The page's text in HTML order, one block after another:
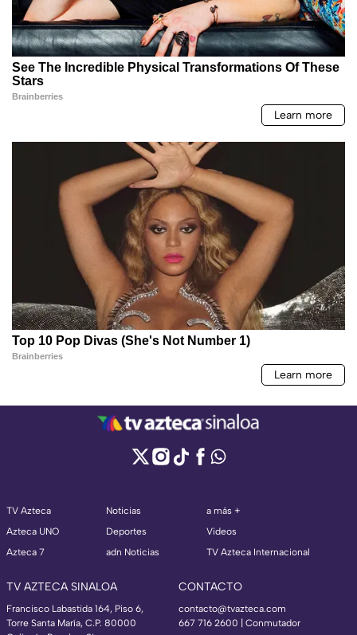
TV Azteca
Azteca UNO
Azteca 7
Noticias
Deportes
adn Noticias
a más +
Videos
TV Azteca Internacional
TV AZTECA SINALOA
Francisco Labastida 164, Piso 6,
Torre Santa María, C.P. 80000
CONTACTO
contacto@tvazteca.com
667 716 2600 | Conmutador